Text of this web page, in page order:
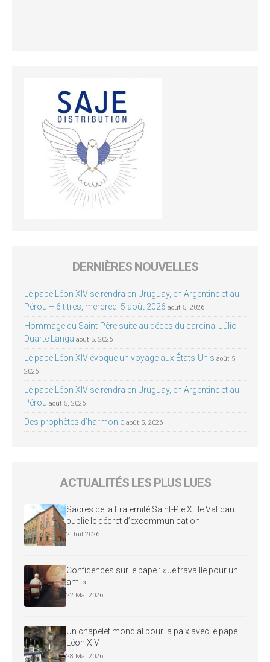
DERNIÈRES NOUVELLES
Le pape Léon XIV se rendra en Uruguay, en Argentine et au
Pérou – 6 titres, mercredi 5 août 2026 août 5, 2026
Hommage du Saint-Père suite au décès du cardinal Júlio
Duarte Langa août 5, 2026
Le pape Léon XIV évoque un voyage aux États-Unis août 5,
2026
Le pape Léon XIV se rendra en Uruguay, en Argentine et au
Pérou août 5, 2026
Des prophètes d’harmonie août 5, 2026
ACTUALITÉS LES PLUS LUES
Sacres de la Fraternité Saint-Pie X : le Vatican
publie le décret d’excommunication
2 Juil 2026
Confidences sur le pape : « Je travaille pour un
ami »
22 Mai 2026
Un chapelet mondial pour la paix avec le pape
Léon XIV
28 Mai 2026